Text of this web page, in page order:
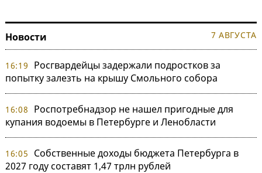
Новости 7 АВГУСТА
16:19
Росгвардейцы задержали подростков за
попытку залезть на крышу Смольного собора
16:08
Роспотребнадзор не нашел пригодные для
купания водоемы в Петербурге и Ленобласти
16:05
Собственные доходы бюджета Петербурга в
2027 году составят 1,47 трлн рублей